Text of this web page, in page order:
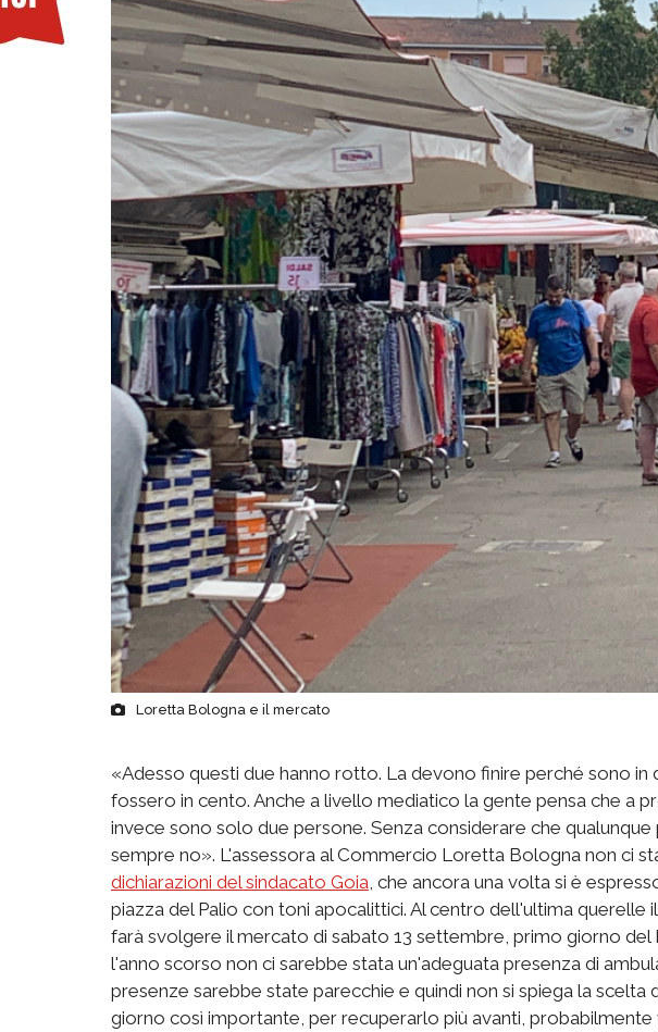
Loretta Bologna e il mercato
«Adesso questi due hanno rotto. La devono finire perché sono in
fossero in cento. Anche a livello mediatico la gente pensa che a
invece sono solo due persone. Senza considerare che
sempre no». L'assessora al Commercio Loretta Bologna non ci
dichiarazioni del sindacato Goia , che ancora una volta si è
piazza del Palio con toni apocalittici. Al centro dell'ultima querelle
farà svolgere il mercato di sabato 13 settembre, primo giorno del
l'anno scorso non ci sarebbe stata un'adeguata presenza di
presenze sarebbe state parecchie e quindi non si spiega la scelta
giorno così importante, per recuperarlo più avanti,